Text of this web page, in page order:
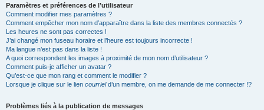
Paramètres et préférences de l’utilisateur
Comment modifier mes paramètres ?
Comment empêcher mon nom d’apparaître dans la liste des membres connectés ?
Les heures ne sont pas correctes !
J’ai changé mon fuseau horaire et l’heure est toujours incorrecte !
Ma langue n’est pas dans la liste !
A quoi correspondent les images à proximité de mon nom d’utilisateur ?
Comment puis-je afficher un avatar ?
Qu’est-ce que mon rang et comment le modifier ?
Lorsque je clique sur le lien courrield’un membre, on me demande de me connecter !?
Problèmes liés à la publication de messages